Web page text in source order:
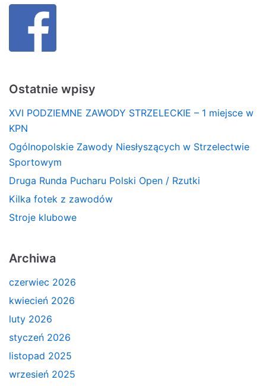
Ostatnie wpisy
XVI PODZIEMNE ZAWODY STRZELECKIE – 1 miejsce w
KPN
Ogólnopolskie Zawody Niesłyszących w Strzelectwie
Sportowym
Druga Runda Pucharu Polski Open / Rzutki
Kilka fotek z zawodów
Stroje klubowe
Archiwa
czerwiec 2026
kwiecień 2026
luty 2026
styczeń 2026
listopad 2025
wrzesień 2025